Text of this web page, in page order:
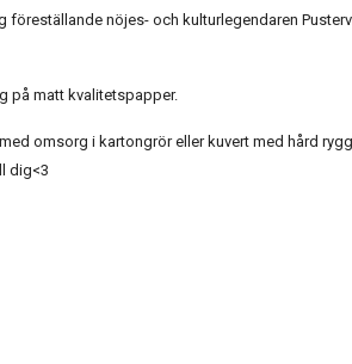
föreställande nöjes- och kulturlegendaren
på matt kvalitetspapper.
omsorg i kartongrör eller kuvert med hård
dig<3